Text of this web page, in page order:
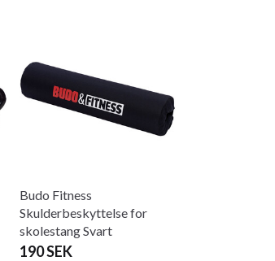
Budo Fitness
Skulderbeskyttelse for
skolestang Svart
190 SEK